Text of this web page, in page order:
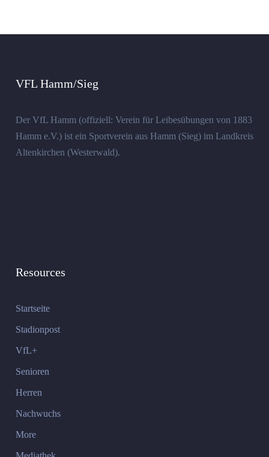
VFL Hamm/Sieg
Der VfL Hamm (offiziell: Verein für Leibesübungen von 1883
Hamm e.V.) ist ein Sportverein aus Hamm (Sieg) im Landkreis
Altenkirchen (Westerwald).
Resources
Startseite
Stadionpost
VfL+
Senioren
Herren
Nachwuchs
More